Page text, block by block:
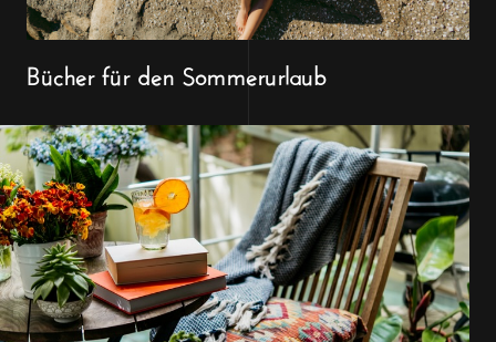
Bücher für den Sommerurlaub